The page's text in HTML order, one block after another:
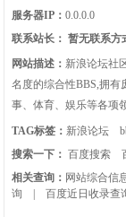
服务器IP：0.0.0.0
联系站长： 暂无联系方
网站描述： 新浪论坛社
名度的综合性BBS,拥
事、体育、娱乐等各项
TAG标签： 新浪论坛
搜索一下： 百度搜索
相关查询： 网站综合信
询
|百度近日收录查